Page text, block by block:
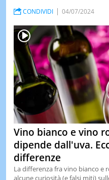
CONDIVIDI 04/07/2024
Vino bianco e vino
dipende dall'uva.
differenze
La differenza fra vino bianco e
alcune curiosità (e falsi miti)